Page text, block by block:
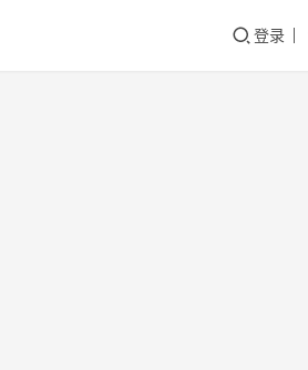
登录